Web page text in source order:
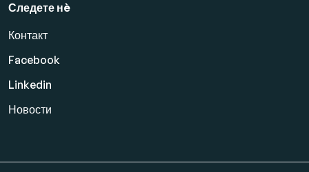
Следете нè
Контакт
Facebook
Linkedin
Новости